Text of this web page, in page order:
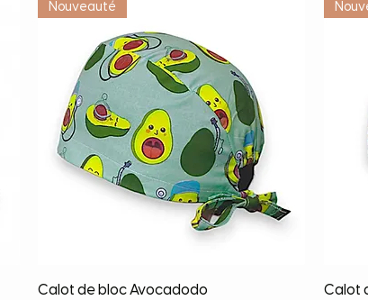
Quick View
Nouveauté
Calot de bloc Avocadodo Calot